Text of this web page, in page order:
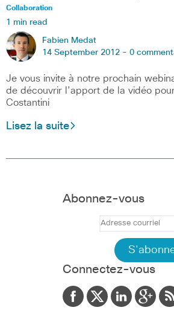
Collaboration
1 min read
Fabien Medat
14 September 2012 - 0
Je vous invite à notre prochain
de découvrir l’apport de la vidéo
Costantini
Lisez la suite
Abonnez-vous
Connectez-vous